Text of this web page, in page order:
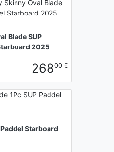
Blade SUP
2025
26800 €
Paddel Starboard